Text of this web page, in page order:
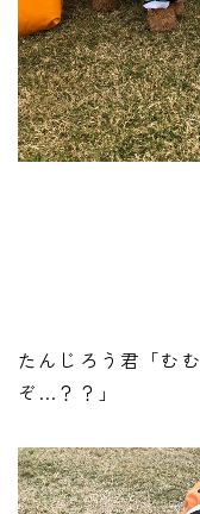
たんじろう君「む
ぞ…？？」